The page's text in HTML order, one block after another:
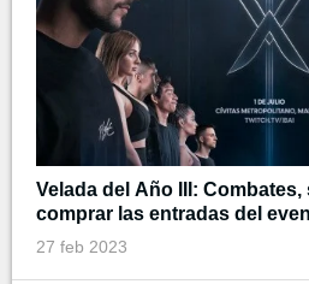
Velada del Año III:
comprar las entradas del
27 feb 2023